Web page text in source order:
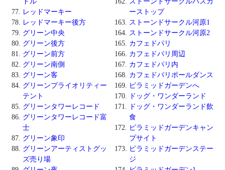
レッドマーキー
レッドマーキー後方
グリーン中央
グリーン後方
グリーン前方
グリーン南側
グリーン客
グリーンプライオリティー
テント
グリーンタワーレコード
グリーンタワーレコード富
士
グリーン象印
グリーンアーティストグッ
ズ売り場
ーストップ
ストーンドサークル河原1
ストーンドサークル河原2
カフェドパリ
カフェドパリ周辺
カフェドパリ内
カフェドパリポールダンス
ピラミッドガーデンへ
ドッグ・ワンダーランド
ドッグ・ワンダーランド飲
食
ピラミッドガーデンキャン
プサイト
ピラミッドガーデンステー
ジ